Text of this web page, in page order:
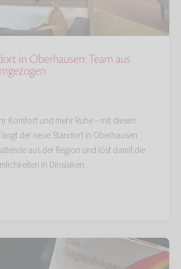
in Oberhausen: Team aus
Komfort und mehr Ruhe – mit diesen
der neue Standort in Oberhausen
aus der Region und löst damit die
in Dinslaken…